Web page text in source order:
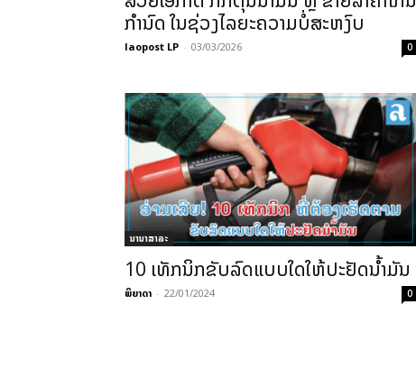
ກຳນົດ ໃນຊ່ວງໄລຍະຄວາມບໍ່ສະຫງົບ
laopost LP - 03/03/2026 0
ນານາສາລະ
10 ເທັກນິກຂັບລົດແບບໃດໃຫ້ປະຢັດນຳ້ມັນ
ພິຍາດາ - 22/01/2024 0